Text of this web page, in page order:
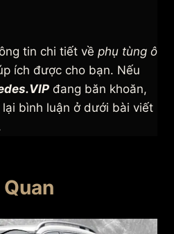
tin chi tiết về phụ tùng ô
ích được cho bạn. Nếu
đang băn khoăn,
bình luận ở dưới bài viết